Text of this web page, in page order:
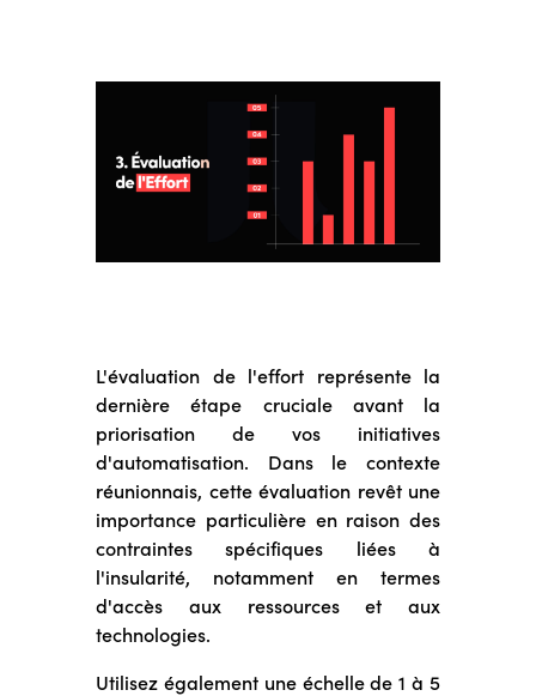
L'évaluation de l'effort représente la
dernière étape cruciale avant la
priorisation de vos initiatives
d'automatisation. Dans le contexte
réunionnais, cette évaluation revêt une
importance particulière en raison des
contraintes spécifiques liées à
l'insularité, notamment en termes
d'accès aux ressources et aux
technologies.
Utilisez également une échelle de 1 à 5